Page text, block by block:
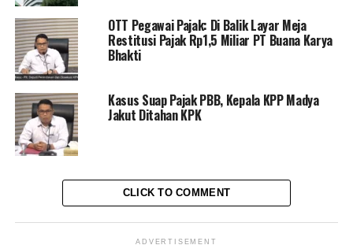
BANK PAN INDONESIA TBK
JOHNLIN BARATAMA
PAJAK
PT GUNUNG MADU PLANTATIONS
UP NEXT
Alex Nurdin Dibidik TPPU
DON'T MISS
Eks Gubernur Sumsel Alex Noerdin Ditahan Kejagung
Terkait Proyek Gas Bumi
Muhammad Shiddiq
OTT Pegawai Pajak: Di Balik Layar Meja
Restitusi Pajak Rp1,5 Miliar PT Buana Karya
Bhakti
Kasus Suap Pajak PBB, Kepala KPP Madya
Jakut Ditahan KPK
CLICK TO COMMENT
ADVERTISEMENT